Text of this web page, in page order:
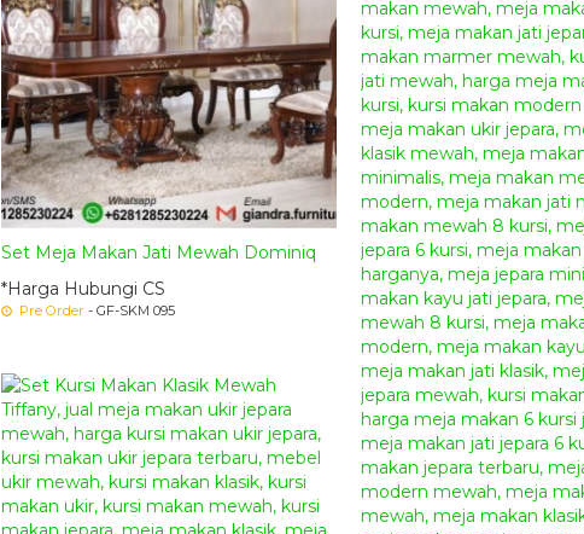
Set Meja Makan Jati Mewah Dominiq
*Harga Hubungi CS
Pre Order - GF-SKM 095